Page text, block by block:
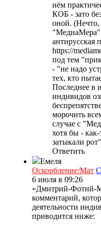
нём
КОБ - зато
оной. (Нечто,
"МедиаМера"
антирусская
https://
под тем
- "не надо
тех, кто
Последнее в
индивидов
морочить
случае с
хотя бы -
затыкали
Ответить
Емеля
Оскорбление/Мат
6 июля в 09:26
«Дмитрий-Фотий-
комментарий,
деятельности
приводится ниже: